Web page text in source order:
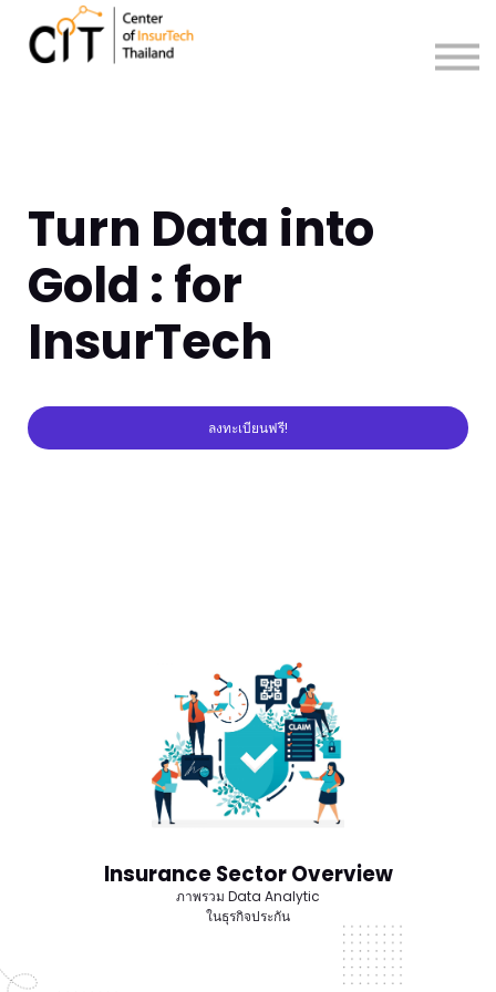
Turn Data into
Gold : for
InsurTech
ลงทะเบียนฟรี!
Insurance Sector Overview
ภาพรวม Data Analytic
ในธุรกิจประกัน